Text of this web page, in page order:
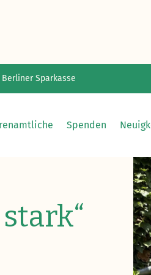
Berliner Sparkasse
Spenden